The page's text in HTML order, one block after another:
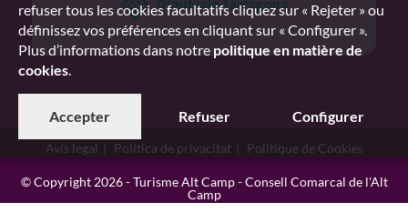
refuser tous les cookies facultatifs cliquez sur « Rejeter » ou
définissez vos préférences en cliquant sur « Configurer ».
Plus d’informations dans notre politique en matière de
cookies.
Accepter Refuser Configurer
Avís legal Política de privacitat Politique de Cookies
© Copyright 2026 - Turisme Alt Camp - Consell Comarcal de l'Alt
Camp